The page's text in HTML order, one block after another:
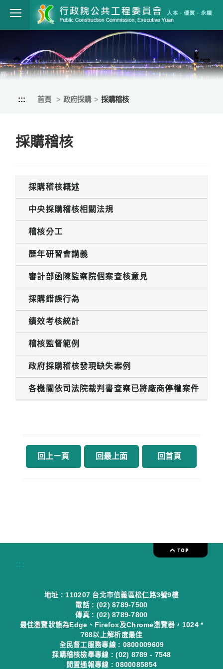
跳到主要內容
行政院公共工
::: 首頁 政府採購 採購稽核
採購稽核
採購稽核概述
中央採購稽核相關法規
稽核分工
歷年研習會講義
審計部函陳監察院個案查核意見
採購錯誤行為
績效考核統計
稽核監督範例
政府採購稽核發現缺失案例
各機關依司法院裁判書查察已將廠商停權案件
回上ㄧ頁 回最上面 回首頁
:::
地址 : 110207 台北市信義區松仁路3號9樓
電話 : (02) 8789-7500
傳真 : (02) 8789-7800
最佳瀏覽狀態為Edge、Firefox及Chrome瀏覽器，1024 *
768以上解析度最佳
全民督工服務專線 : 0800009609
採購稽核檢舉專線 : (02) 8789 - 7548
閒置通報專線 : 0800085854